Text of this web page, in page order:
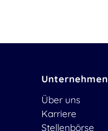
Unternehmen
Über uns
Karriere
Stellenbörse